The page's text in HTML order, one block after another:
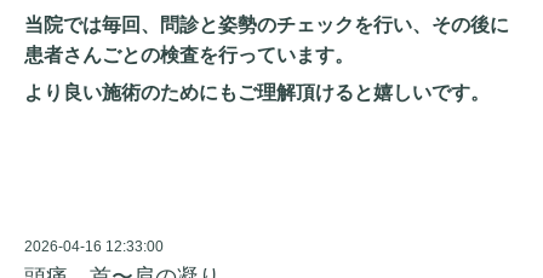
当院では毎回、問診と姿勢のチェックを行い、その後に
患者さんごとの検査を行っています。
より良い施術のためにもご理解頂けると嬉しいです。
2026-04-16 12:33:00